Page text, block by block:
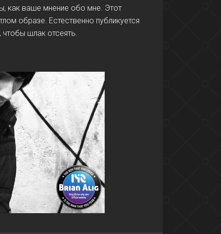
как ваше мнение обо мне. Этот
образе. Естественно публикуется
чтобы шлак отсеять.